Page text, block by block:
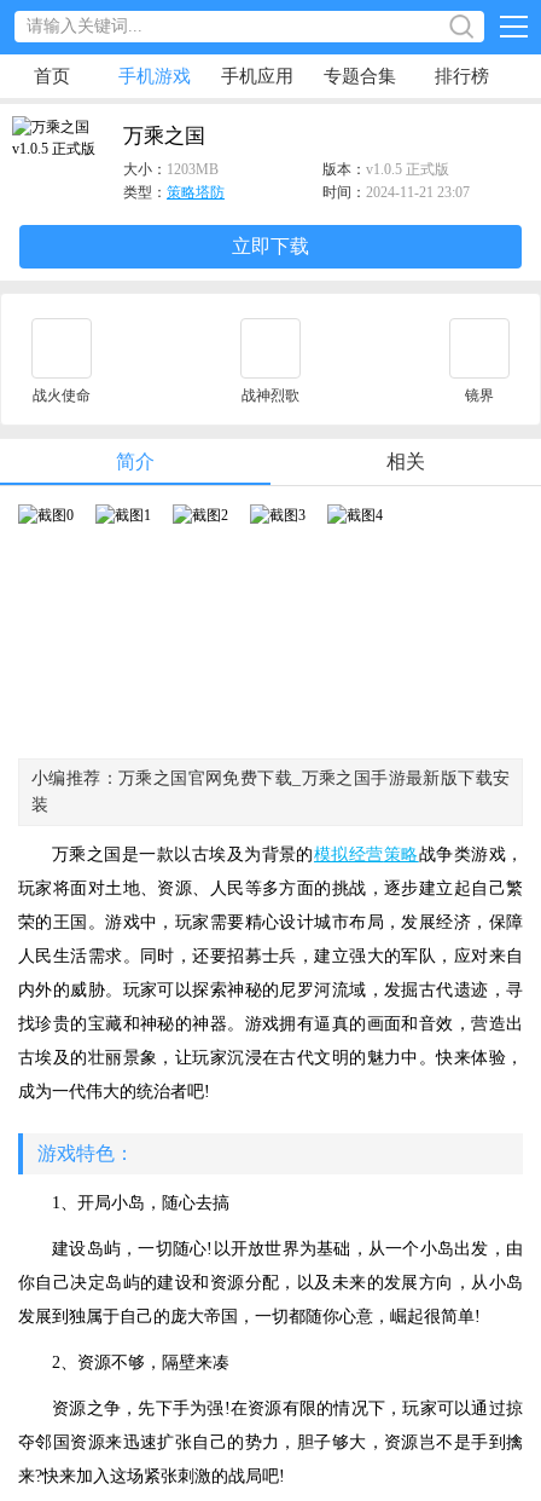
首页 手机游戏 手机应用 专题合集 排行榜
万乘之国
大小： 1203MB 版本： v1.0.5 正式版
类型： 策略塔防 时间： 2024-11-21 23:07
立即下载
战火使命 战神烈歌 镜界
简介 相关
小编推荐：万乘之国官网免费下载_万乘之国手游最新版下载安
装
万乘之国是一款以古埃及为背景的模拟经营策略战争类游戏，
玩家将面对土地、资源、人民等多方面的挑战，逐步建立起自己繁
荣的王国。游戏中，玩家需要精心设计城市布局，发展经济，保障
人民生活需求。同时，还要招募士兵，建立强大的军队，应对来自
内外的威胁。玩家可以探索神秘的尼罗河流域，发掘古代遗迹，寻
找珍贵的宝藏和神秘的神器。游戏拥有逼真的画面和音效，营造出
古埃及的壮丽景象，让玩家沉浸在古代文明的魅力中。快来体验，
成为一代伟大的统治者吧!
游戏特色：
1、开局小岛，随心去搞
建设岛屿，一切随心!以开放世界为基础，从一个小岛出发，由
你自己决定岛屿的建设和资源分配，以及未来的发展方向，从小岛
发展到独属于自己的庞大帝国，一切都随你心意，崛起很简单!
2、资源不够，隔壁来凑
资源之争，先下手为强!在资源有限的情况下，玩家可以通过掠
夺邻国资源来迅速扩张自己的势力，胆子够大，资源岂不是手到擒
来?快来加入这场紧张刺激的战局吧!